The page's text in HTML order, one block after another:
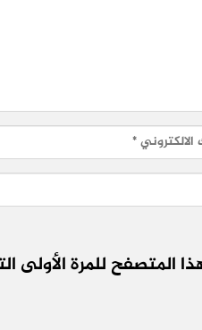
المتصفح للمرة الأولى